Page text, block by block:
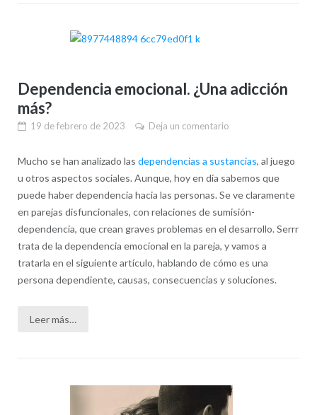
Dependencia emocional. ¿Una adicción
más?
19 de febrero de 2023 Deja un comentario
Mucho se han analizado las dependencias a sustancias, al juego
u otros aspectos sociales. Aunque, hoy en día sabemos que
puede haber dependencia hacia las personas. Se ve claramente
en parejas disfuncionales, con relaciones de sumisión-
dependencia, que crean graves problemas en el desarrollo. Serrr
trata de la dependencia emocional en la pareja, y vamos a
tratarla en el siguiente artículo, hablando de cómo es una
persona dependiente, causas, consecuencias y soluciones.
Leer más…